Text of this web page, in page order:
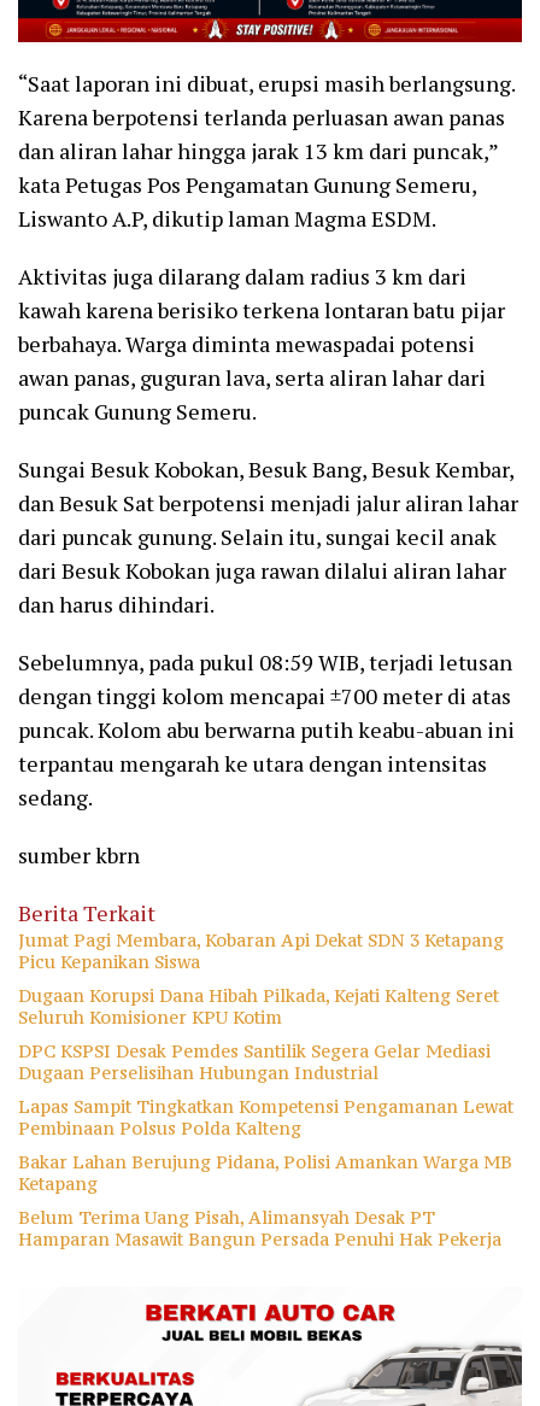
“Saat laporan ini dibuat, erupsi masih berlangsung.
Karena berpotensi terlanda perluasan awan panas
dan aliran lahar hingga jarak 13 km dari puncak,”
kata Petugas Pos Pengamatan Gunung Semeru,
Liswanto A.P, dikutip laman Magma ESDM.
Aktivitas juga dilarang dalam radius 3 km dari
kawah karena berisiko terkena lontaran batu pijar
berbahaya. Warga diminta mewaspadai potensi
awan panas, guguran lava, serta aliran lahar dari
puncak Gunung Semeru.
Sungai Besuk Kobokan, Besuk Bang, Besuk Kembar,
dan Besuk Sat berpotensi menjadi jalur aliran lahar
dari puncak gunung. Selain itu, sungai kecil anak
dari Besuk Kobokan juga rawan dilalui aliran lahar
dan harus dihindari.
Sebelumnya, pada pukul 08:59 WIB, terjadi letusan
dengan tinggi kolom mencapai ±700 meter di atas
puncak. Kolom abu berwarna putih keabu-abuan ini
terpantau mengarah ke utara dengan intensitas
sedang.
sumber kbrn
Berita Terkait
Jumat Pagi Membara, Kobaran Api Dekat SDN 3 Ketapang
Picu Kepanikan Siswa
Dugaan Korupsi Dana Hibah Pilkada, Kejati Kalteng Seret
Seluruh Komisioner KPU Kotim
DPC KSPSI Desak Pemdes Santilik Segera Gelar Mediasi
Dugaan Perselisihan Hubungan Industrial
Lapas Sampit Tingkatkan Kompetensi Pengamanan Lewat
Pembinaan Polsus Polda Kalteng
Bakar Lahan Berujung Pidana, Polisi Amankan Warga MB
Ketapang
Belum Terima Uang Pisah, Alimansyah Desak PT
Hamparan Masawit Bangun Persada Penuhi Hak Pekerja